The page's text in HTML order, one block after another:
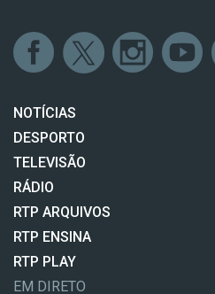
NOTÍCIAS
DESPORTO
TELEVISÃO
RÁDIO
RTP ARQUIVOS
RTP ENSINA
RTP PLAY
EM DIRETO